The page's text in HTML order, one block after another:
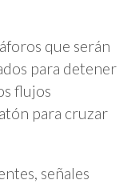
que serán
para detener
flujos
para cruzar
señales